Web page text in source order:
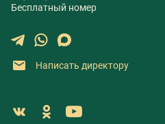
Бесплатный номер
Написать директору